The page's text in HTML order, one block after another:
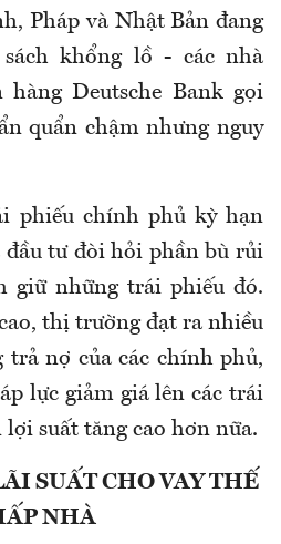
Pháp và Nhật Bản đang
khổng lồ - các nhà
Deutsche Bank gọi
quẩn chậm nhưng nguy
phiếu chính phủ kỳ hạn
tư đòi hỏi phần bù rủi
giữ những trái phiếu đó.
thị trường đạt ra nhiều
trả nợ của các chính phủ,
lực giảm giá lên các trái
suất tăng cao hơn nữa.
SUẤT CHO VAY THẾ
NHÀ